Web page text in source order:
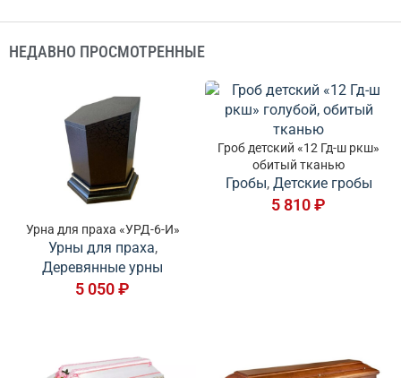
НЕДАВНО ПРОСМОТРЕННЫЕ
Урна для праха «УРД-6-И»
Урны для праха,
Деревянные урны
5 050₽
Гроб детский «12 Гд-ш ркш»
обитый тканью
Гробы, Детские гробы
5 810₽